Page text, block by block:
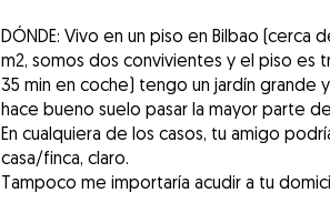
DÓNDE: Vivo en un piso en Bilbao (cerca
m2, somos dos convivientes y el piso es
35 min en coche) tengo un jardín grande
hace bueno suelo pasar la mayor parte
En cualquiera de los casos, tu amigo
casa/finca, claro.
Tampoco me importaría acudir a tu